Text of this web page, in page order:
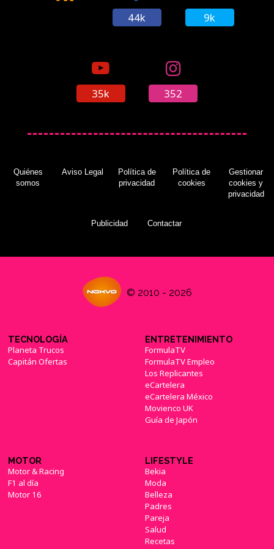
44k 9k
35k 352
Quiénes
somos
Aviso Legal
Política de
privacidad
Política de
cookies
Gestionar
cookies y
privacidad
Publicidad Contactar
© 2010 - 2026
TECNOLOGÍA
Planeta Trucos
Capitán Ofertas
ENTRETENIMIENTO
FormulaTV
FormulaTV Empleo
Los Replicantes
eCartelera
eCartelera México
Movienco UK
Guía de Japón
MOTOR
Motor & Racing
F1 al día
Motor 16
LIFESTYLE
Bekia
Moda
Belleza
Padres
Pareja
Salud
Recetas